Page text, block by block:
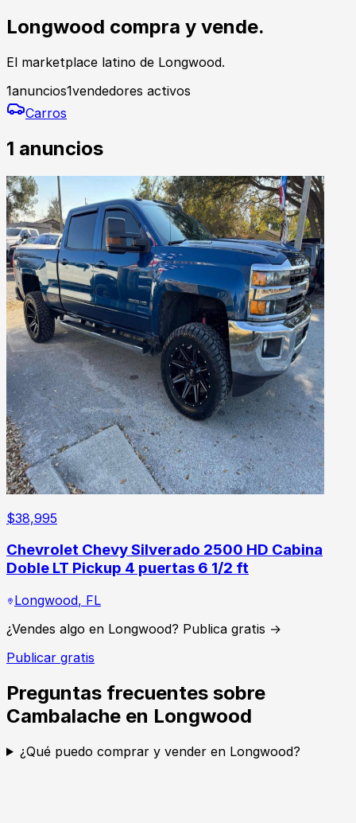
Longwood compra y vende.
El marketplace latino de Longwood.
1anuncios1vendedores activos
Carros
1 anuncios
$38,995
Chevrolet Chevy Silverado 2500 HD Cabina
Doble LT Pickup 4 puertas 6 1/2 ft
Longwood, FL
¿Vendes algo en Longwood? Publica gratis →
Publicar gratis
Preguntas frecuentes sobre
Cambalache en Longwood
¿Qué puedo comprar y vender en Longwood?